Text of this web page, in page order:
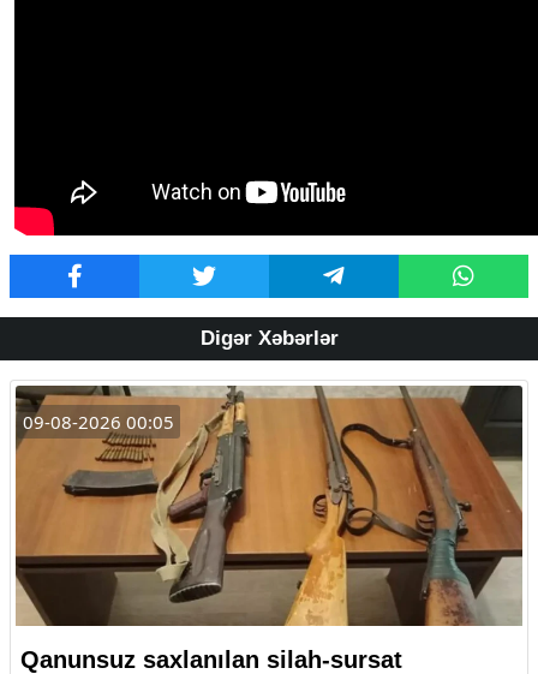
Digər Xəbərlər
09-08-2026 00:05
Qanunsuz saxlanılan silah-sursat